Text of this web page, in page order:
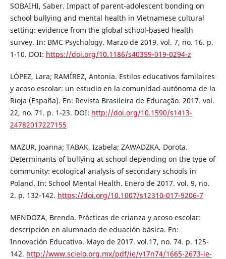
SOBAIHI, Saber. Impact of parent-adolescent bonding on
school bullying and mental health in Vietnamese cultural
setting: evidence from the global school-based health
survey. In: BMC Psychology. Marzo de 2019. vol. 7, no. 16. p.
1-10. DOI: https://doi.org/10.1186/s40359-019-0294-z
LÓPEZ, Lara; RAMÍREZ, Antonia. Estilos educativos familaires
y acoso escolar: un estudio en la comunidad autónoma de la
Rioja (España). En: Revista Brasileira de Educação. 2017. vol.
22, no. 71. p. 1-23. DOI: http://doi.org/10.1590/s1413-
24782017227155
MAZUR, Joanna; TABAK, Izabela; ZAWADZKA, Dorota.
Determinants of bullying at school depending on the type of
community: ecological analysis of secondary schools in
Poland. In: School Mental Health. Enero de 2017. vol. 9, no.
2. p. 132-142. https://doi.org/10.1007/s12310-017-9206-7
MENDOZA, Brenda. Prácticas de crianza y acoso escolar:
descripción en alumnado de eduación básica. En:
Innovación Educativa. Mayo de 2017. vol.17, no. 74. p. 125-
142. http://www.scielo.org.mx/pdf/ie/v17n74/1665-2673-ie-